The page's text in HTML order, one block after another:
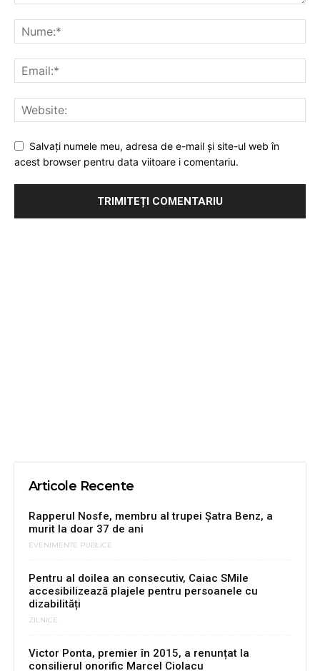
Salvați numele meu, adresa de e-mail și site-ul web în
acest browser pentru data viitoare i comentariu.
Articole Recente
Rapperul Nosfe, membru al trupei Șatra Benz, a
murit la doar 37 de ani
EVENIMENTE PUBLICE
Pentru al doilea an consecutiv, Caiac SMile
accesibilizează plajele pentru persoanele cu
dizabilități
ZILNICE
Victor Ponta, premier în 2015, a renunțat la
consilierul onorific Marcel Ciolacu